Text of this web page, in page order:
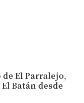
El Parralejo,
Batán desde